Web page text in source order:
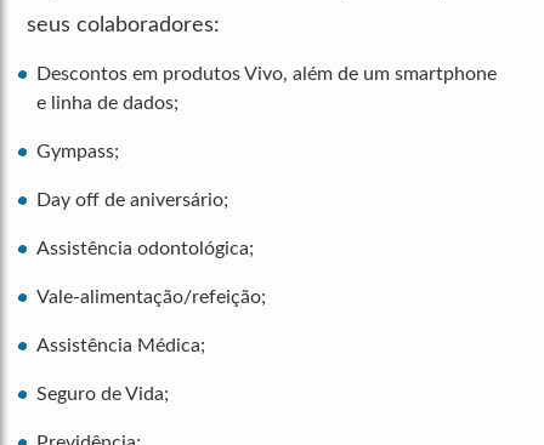
seus colaboradores:
Descontos em produtos Vivo, além de um smartphone
e linha de dados;
Gympass;
Day off de aniversário;
Assistência odontológica;
Vale-alimentação/refeição;
Assistência Médica;
Seguro de Vida;